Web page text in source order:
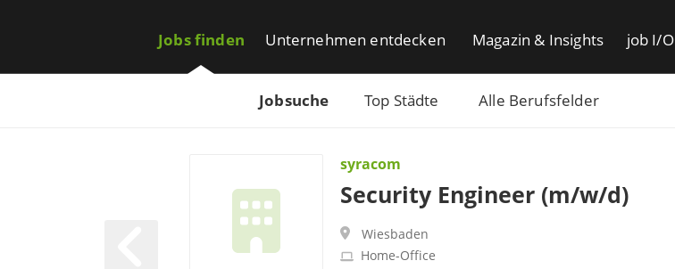
Jobs finden
Jobsuche Top Städte Alle Berufsfelder
Unternehmen entdecken Magazin & Insights job I/O
syracom
Security Engineer (m/w/d)
Wiesbaden
Home-Office